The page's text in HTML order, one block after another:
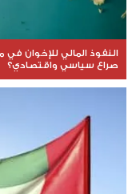
النفوذ المالي للإخوان
صراع سياسي واقتصادي؟